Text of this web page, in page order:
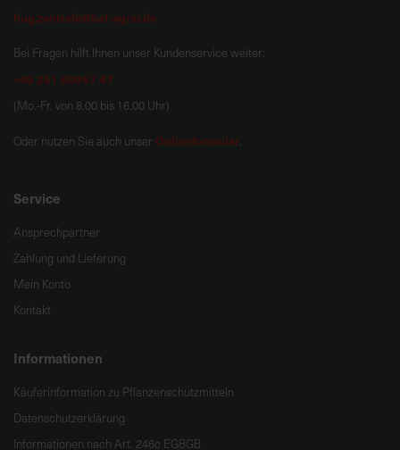
hug.zentrale@bat-agrar.de
Bei Fragen hilft Ihnen unser Kundenservice weiter:
+49 251 60957 47
(Mo.-Fr. von 8.00 bis 16.00 Uhr)
Oder nutzen Sie auch unser Onlineformular.
Service
Ansprechpartner
Zahlung und Lieferung
Mein Konto
Kontakt
Informationen
Käuferinformation zu Pflanzenschutzmitteln
Datenschutzerklärung
Informationen nach Art. 246c EGBGB